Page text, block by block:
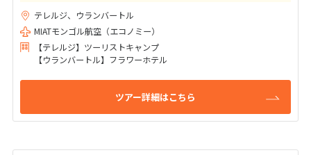
★ご出発41日前までの変更取消料は10,000円（目安額）！
高額なキャンセル料はかかりませんのでご安心下さい
テレルジ、ウランバートル
MIATモンゴル航空（エコノミー）
【テレルジ】ツーリストキャンプ
【ウランバートル】フラワーホテル
ツアー詳細はこちら